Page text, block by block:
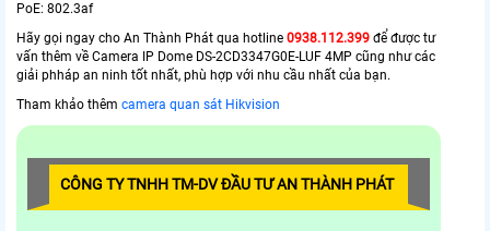
PoE: 802.3af
Hãy gọi ngay cho An Thành Phát qua hotline 0938.112.399 để được tư
vấn thêm về Camera IP Dome DS-2CD3347G0E-LUF 4MP cũng như các
giải phháp an ninh tốt nhất, phù hợp với nhu cầu nhất của bạn.
Tham khảo thêm camera quan sát Hikvision
CÔNG TY TNHH TM-DV ĐẦU TƯ AN THÀNH PHÁT